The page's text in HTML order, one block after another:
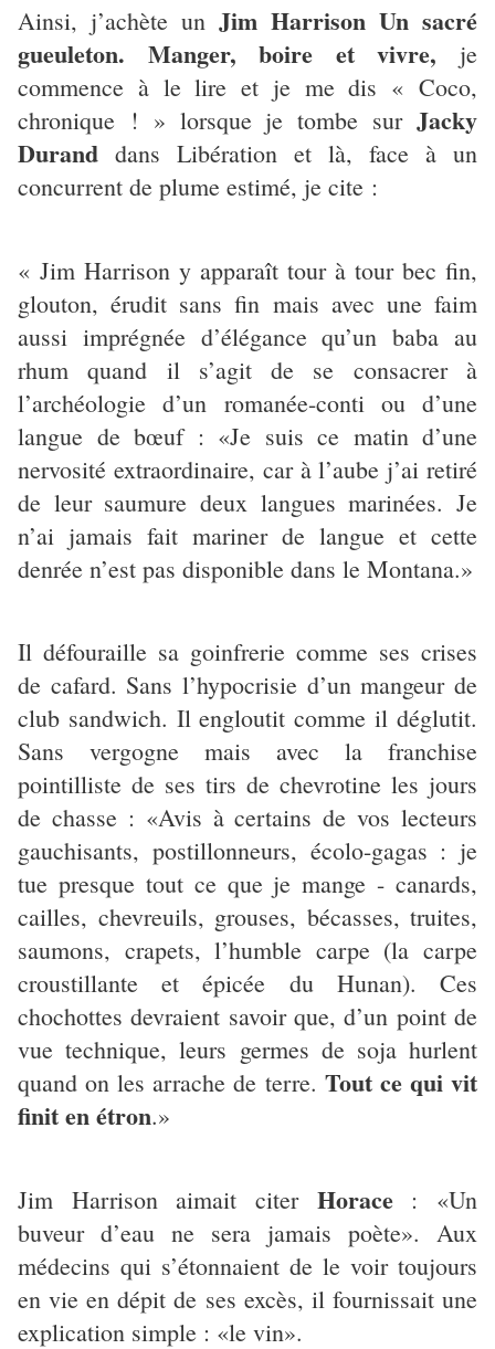
Ainsi, j’achète un Jim Harrison Un sacré
gueuleton. Manger, boire et vivre,
je
commence à le lire et je me dis « Coco,
chronique ! » lorsque je tombe sur Jacky
Durand dans Libération et là, face à un
concurrent de plume estimé, je cite :
« Jim Harrison y apparaît tour à tour bec fin,
glouton, érudit sans fin mais avec une faim
aussi imprégnée d’élégance qu’un baba au
rhum quand il s’agit de se consacrer à
l’archéologie d’un romanée-conti ou d’une
langue de bœuf : «Je suis ce matin d’une
nervosité extraordinaire, car à l’aube j’ai retiré
de leur saumure deux langues marinées. Je
n’ai jamais fait mariner de langue et cette
denrée n’est pas disponible dans le Montana.»
Il défouraille sa goinfrerie comme ses crises
de cafard. Sans l’hypocrisie d’un mangeur de
club sandwich. Il engloutit comme il déglutit.
Sans vergogne mais avec la franchise
pointilliste de ses tirs de chevrotine les jours
de chasse : «Avis à certains de vos lecteurs
gauchisants, postillonneurs, écolo-gagas : je
tue presque tout ce que je mange - canards,
cailles, chevreuils, grouses, bécasses, truites,
saumons, crapets, l’humble carpe (la carpe
croustillante et épicée du Hunan). Ces
chochottes devraient savoir que, d’un point de
vue technique, leurs germes de soja hurlent
quand on les arrache de terre. Tout ce qui vit
finit en étron.»
Jim Harrison aimait citer Horace
: «Un
buveur d’eau ne sera jamais poète». Aux
médecins qui s’étonnaient de le voir toujours
en vie en dépit de ses excès, il fournissait une
explication simple : «le vin».